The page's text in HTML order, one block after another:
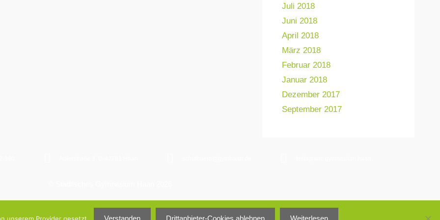
Juli 2018
Juni 2018
April 2018
März 2018
Februar 2018
Januar 2018
Dezember 2017
September 2017
Impressum
Verstanden Drittanbieter-Cookies ablehnen Weiterlesen